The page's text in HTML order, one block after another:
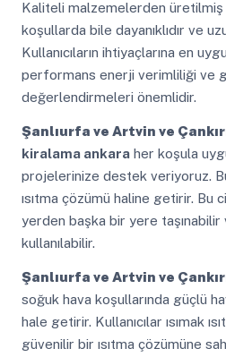
Kaliteli malzemelerden üretilmiş
koşullarda bile dayanıklıdır ve
Kullanıcıların ihtiyaçlarına en
performans enerji verimliliği ve
değerlendirmeleri önemlidir.
Şanlıurfa ve Artvin ve
kiralama ankaraher koşula
projelerinize destek veriyoruz.
ısıtma çözümü haline getirir. Bu
yerden başka bir yere taşınabilir
kullanılabilir.
Şanlıurfa ve Artvin ve
soğuk hava koşullarında güçlü
hale getirir. Kullanıcılar ısımak
güvenilir bir ısıtma çözümüne